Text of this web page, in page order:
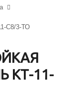
С8/3-ТО
КТ-11-